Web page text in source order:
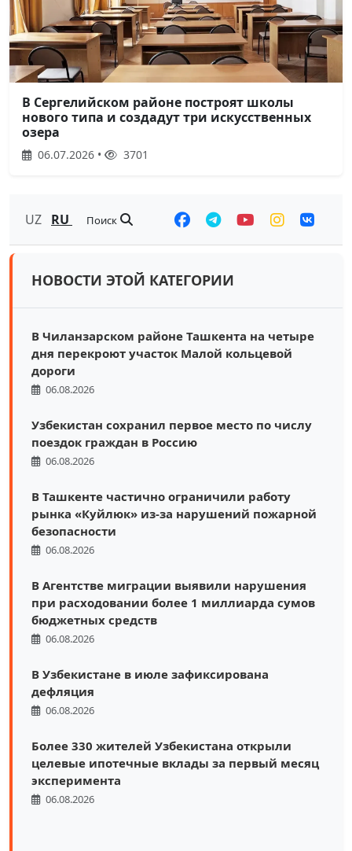
В Сергелийском районе построят школы
нового типа и создадут три искусственных
озера
06.07.2026 • 3701
UZ RU Поиск
НОВОСТИ ЭТОЙ КАТЕГОРИИ
В Чиланзарском районе Ташкента на четыре
дня перекроют участок Малой кольцевой
дороги
06.08.2026
Узбекистан сохранил первое место по числу
поездок граждан в Россию
06.08.2026
В Ташкенте частично ограничили работу
рынка «Куйлюк» из-за нарушений пожарной
безопасности
06.08.2026
В Агентстве миграции выявили нарушения
при расходовании более 1 миллиарда сумов
бюджетных средств
06.08.2026
В Узбекистане в июле зафиксирована
дефляция
06.08.2026
Более 330 жителей Узбекистана открыли
целевые ипотечные вклады за первый месяц
эксперимента
06.08.2026